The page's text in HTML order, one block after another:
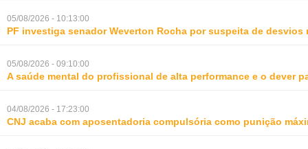
05/08/2026 - 10:13:00
PF investiga senador Weverton Rocha por suspeita de desvios
05/08/2026 - 09:10:00
A saúde mental do profissional de alta performance e o dever
04/08/2026 - 17:23:00
CNJ acaba com aposentadoria compulsória como punição